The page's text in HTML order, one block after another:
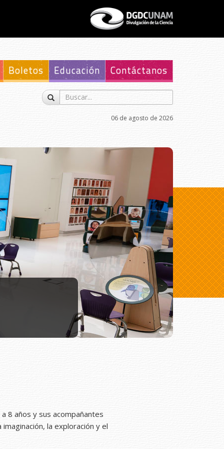
Boletos Educación Contáctanos
06 de agosto de 2026
8 años y sus acompañantes
la exploración y el